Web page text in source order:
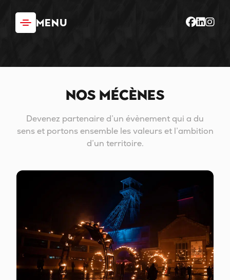
MENU
Nos mécènes
Devenez partenaire d’un évènement qui a du
sens et portons ensemble les valeurs et l’ambition
d’un territoire.